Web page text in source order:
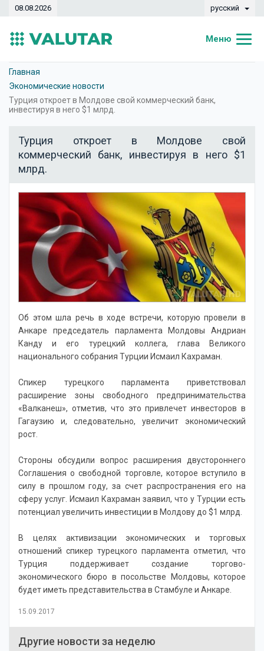
08.08.2026 русский
Меню
Курсы валют
Динамика
Обменные кассы
Валюты
Денежные переводы
Новости
Главная
Экономические новости
Турция откроет в Молдове свой коммерческий банк,
инвестируя в него $1 млрд.
Турция откроет в Молдове свой
коммерческий банк, инвестируя в него $1
млрд.
Об этом шла речь в ходе встречи, которую провели в
Анкаре председатель парламента Молдовы Андриан
Канду и его турецкий коллега, глава Великого
национального собрания Турции Исмаил Кахраман.
Спикер турецкого парламента приветствовал
расширение зоны свободного предпринимательства
«Валканеш», отметив, что это привлечет инвесторов в
Гагаузию и, следовательно, увеличит экономический
рост.
Стороны обсудили вопрос расширения двустороннего
Соглашения о свободной торговле, которое вступило в
силу в прошлом году, за счет распространения его на
сферу услуг. Исмаил Кахраман заявил, что у Турции есть
потенциал увеличить инвестиции в Молдову до $1 млрд.
В целях активизации экономических и торговых
отношений спикер турецкого парламента отметил, что
Турция поддерживает создание торгово-
экономического бюро в посольстве Молдовы, которое
будет иметь представительства в Стамбуле и Анкаре.
15.09.2017
Другие новости за неделю